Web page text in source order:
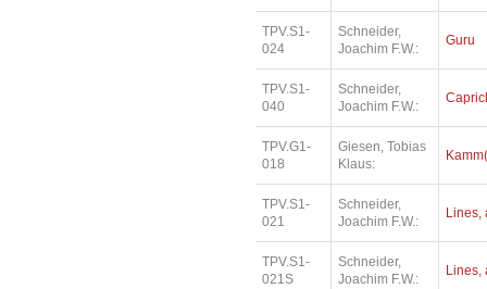
TPV.S1-
024
Schneider,
Joachim F.W.:
Guru
TPV.S1-
040
Schneider,
Joachim F.W.:
TPV.G1-
018
Giesen, Tobias
Klaus:
TPV.S1-
021
Schneider,
Joachim F.W.:
Lines,
TPV.S1-
021S
Schneider,
Joachim F.W.:
Lines,